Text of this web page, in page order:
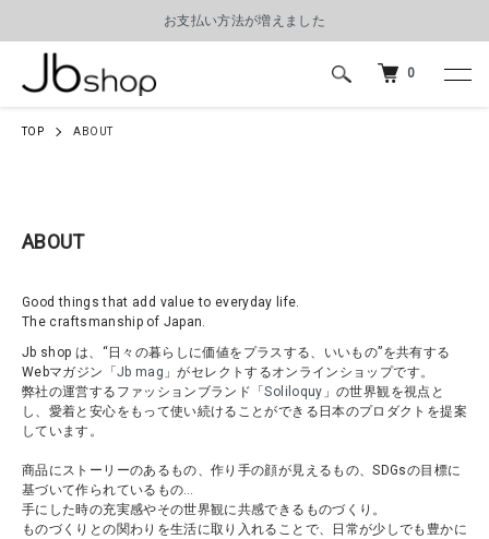
お支払い方法が増えました
0
TOP ABOUT
ABOUT
Good things that add value to everyday life.
The craftsmanship of Japan.
Jb shop は、“日々の暮らしに価値をプラスする、いいもの”を共有する
Webマガジン「Jb mag 」がセレクトするオンラインショップです。
弊社の運営するファッションブランド「Soliloquy 」の世界観を視点と
し、愛着と安心をもって使い続けることができる日本のプロダクトを提案
しています。
商品にストーリーのあるもの、作り手の顔が見えるもの、SDGsの目標に
基づいて作られているもの…
手にした時の充実感やその世界観に共感できるものづくり。
ものづくりとの関わりを生活に取り入れることで、日常が少しでも豊かに